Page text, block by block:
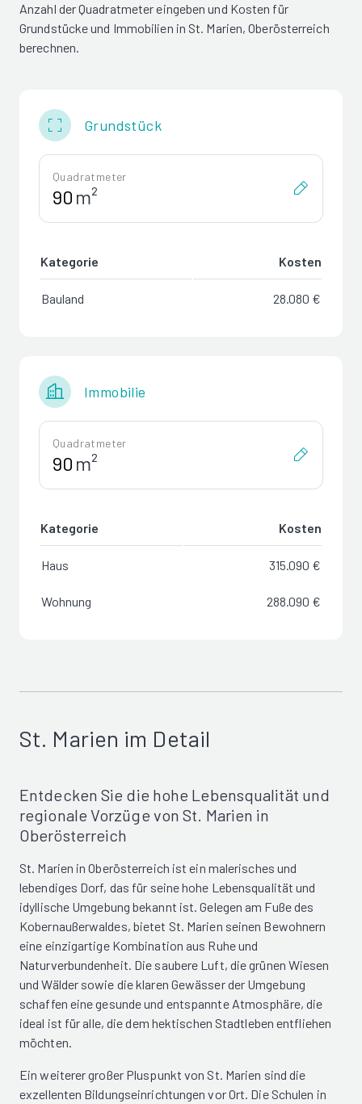
Anzahl der Quadratmeter eingeben und Kosten für
Grundstücke und Immobilien in St. Marien, Oberösterreich
berechnen.
Grundstück
Quadratmeter
m²
Kategorie Kosten
Bauland 28.080 €
Immobilie
Quadratmeter
m²
Kategorie Kosten
Haus 315.090 €
Wohnung 288.090 €
St. Marien im Detail
Entdecken Sie die hohe Lebensqualität und
regionale Vorzüge von St. Marien in
Oberösterreich
St. Marien in Oberösterreich ist ein malerisches und
lebendiges Dorf, das für seine hohe Lebensqualität und
idyllische Umgebung bekannt ist. Gelegen am Fuße des
Kobernaußerwaldes, bietet St. Marien seinen Bewohnern
eine einzigartige Kombination aus Ruhe und
Naturverbundenheit. Die saubere Luft, die grünen Wiesen
und Wälder sowie die klaren Gewässer der Umgebung
schaffen eine gesunde und entspannte Atmosphäre, die
ideal ist für alle, die dem hektischen Stadtleben entfliehen
möchten.
Ein weiterer großer Pluspunkt von St. Marien sind die
exzellenten Bildungseinrichtungen vor Ort. Die Schulen in